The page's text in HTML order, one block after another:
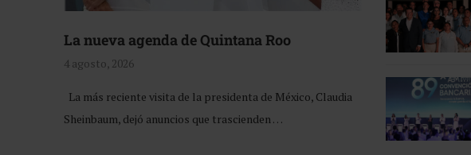
La nueva agenda de Quintana Roo
4 agosto, 2026
La más reciente visita de la presidenta de México, Claudia
Sheinbaum, dejó anuncios que trascienden …